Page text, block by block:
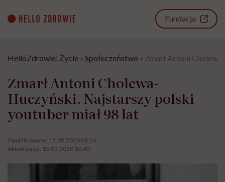
content
Fundacja
HelloZdrowie: Życie › Społeczeństwo › Zmarł Antoni
Zmarł Antoni Cholewa-
Huczyński. Najstarszy polski
youtuber miał 98 lat
Opublikowano: 15.05.2020 08:26
Aktualizacja: 15.05.2020 10:40